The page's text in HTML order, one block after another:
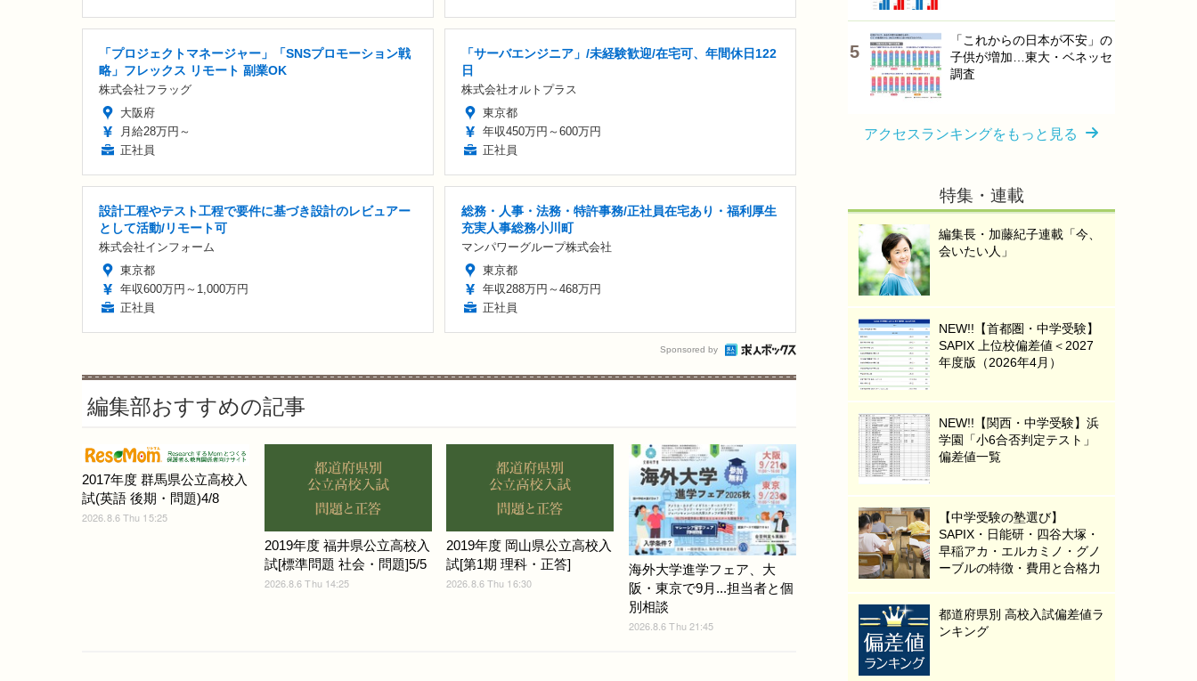
「プロジェクトマネージャー」「SNSプロモーション戦
略」フレックス リモート 副業OK
株式会社フラッグ
大阪府
月給28万円～
正社員
「サーバエンジニア」/未経験歓迎/在宅可、年間休日122
日
株式会社オルトプラス
東京都
年収450万円～600万円
正社員
設計工程やテスト工程で要件に基づき設計のレビュアー
として活動/リモート可
株式会社インフォーム
東京都
年収600万円～1,000万円
正社員
総務・人事・法務・特許事務/正社員在宅あり・福利厚生
充実人事総務小川町
マンパワーグループ株式会社
東京都
年収288万円～468万円
正社員
Sponsored by
編集部おすすめの記事
2017年度 群馬県公立高校入
試(英語 後期・問題)4/8
2026.8.6 Thu 15:25
2019年度 福井県公立高校入
試[標準問題 社会・問題]5/5
2026.8.6 Thu 14:25
2019年度 岡山県公立高校入
試[第1期 理科・正答]
2026.8.6 Thu 16:30
海外大学進学フェア、大
阪・東京で9月...担当者と個
別相談
2026.8.6 Thu 21:45
「これからの日本が不安」の
子供が増加…東大・ベネッセ
調査
アクセスランキングをもっと見る
特集・連載
編集長・加藤紀子連載「今、
会いたい人」
NEW!!【首都圏・中学受験】
SAPIX 上位校偏差値＜2027
年度版（2026年4月）
NEW!!【関西・中学受験】浜
学園「小6合否判定テスト」
偏差値一覧
【中学受験の塾選び】
SAPIX・日能研・四谷大塚・
早稲アカ・エルカミノ・グノ
ーブルの特徴・費用と合格力
都道府県別 高校入試偏差値ラ
ンキング